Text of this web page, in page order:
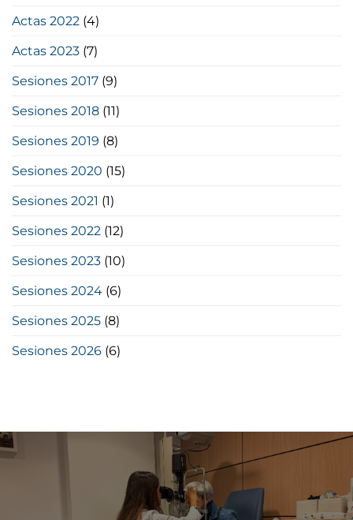
Actas 2022 (4)
Actas 2023 (7)
Sesiones 2017 (9)
Sesiones 2018 (11)
Sesiones 2019 (8)
Sesiones 2020 (15)
Sesiones 2021 (1)
Sesiones 2022 (12)
Sesiones 2023 (10)
Sesiones 2024 (6)
Sesiones 2025 (8)
Sesiones 2026 (6)